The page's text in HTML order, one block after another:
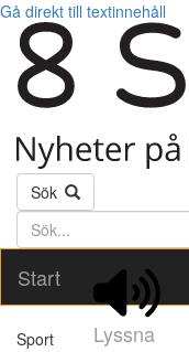
Gå direkt till textinnehåll
Sök
Söktext
Start
Lyssna
Sport